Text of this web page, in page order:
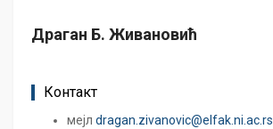
Драган Б. Живановић
Контакт
мејл dragan.zivanovic@elfak.ni.ac.rs